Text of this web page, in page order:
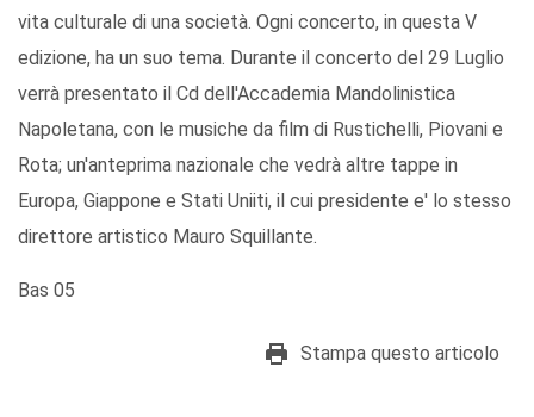
vita culturale di una società. Ogni concerto, in questa V
edizione, ha un suo tema. Durante il concerto del 29 Luglio
verrà presentato il Cd dell'Accademia Mandolinistica
Napoletana, con le musiche da film di Rustichelli, Piovani e
Rota; un'anteprima nazionale che vedrà altre tappe in
Europa, Giappone e Stati Uniiti, il cui presidente e' lo stesso
direttore artistico Mauro Squillante.
Bas 05
Stampa questo articolo